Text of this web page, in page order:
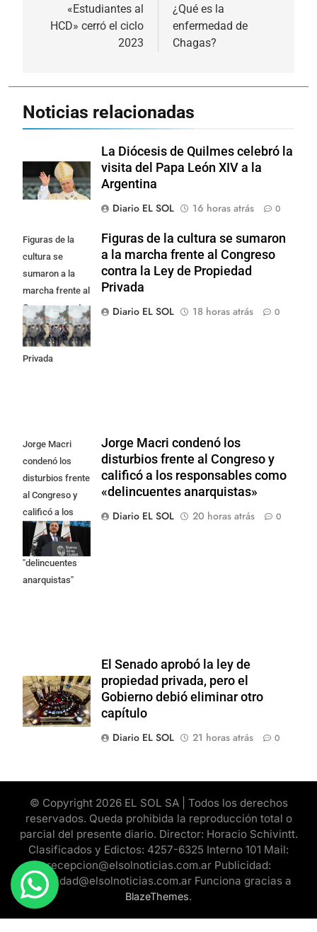
«Estudiantes al
HCD» cerró el ciclo
2023
¿Qué es la
enfermedad de
Chagas?
Noticias relacionadas
La Diócesis de Quilmes celebró la
visita del Papa León XIV a la
Argentina
Diario EL SOL
16 horas atrás 0
Figuras de la
cultura se
sumaron a la
marcha frente al
Congreso contra
la Ley de
Propiedad
Privada
Figuras de la cultura se sumaron
a la marcha frente al Congreso
contra la Ley de Propiedad
Privada
Diario EL SOL
18 horas atrás 0
Jorge Macri
condenó los
disturbios frente
al Congreso y
calificó a los
responsables
como
"delincuentes
anarquistas"
Jorge Macri condenó los
disturbios frente al Congreso y
calificó a los responsables como
«delincuentes anarquistas»
Diario EL SOL
20 horas atrás 0
El Senado aprobó la ley de
propiedad privada, pero el
Gobierno debió eliminar otro
capítulo
Diario EL SOL
21 horas atrás 0
© Copyright 2026 EL SOL SA | Todos los derechos
reservados. Queda prohibida la reproducción total o
parcial del presente diario. Director: Horacio Schivintt.
Clasificados y Edictos: 4257-6325 Interno 101 Mail:
recepcion@elsolnoticias.com.ar Publicidad:
publicidad@elsolnoticias.com.ar Funciona gracias a
BlazeThemes.